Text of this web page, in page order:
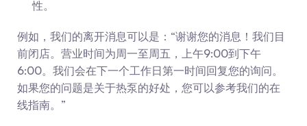
性。
例如，我们的离开消息可以是：“谢谢您的消息！我们目
前闭店。营业时间为周一至周五，上午9:00到下午
6:00。我们会在下一个工作日第一时间回复您的询问。
如果您的问题是关于热泵的好处，您可以参考我们的在
线指南。”